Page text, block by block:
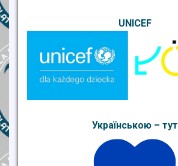
UNICEF
Українською – тут